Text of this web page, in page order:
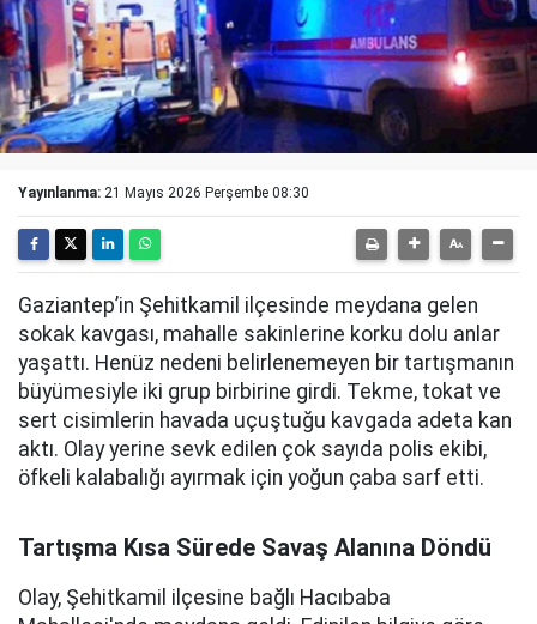
Yayınlanma: 21 Mayıs 2026 Perşembe 08:30
Gaziantep’in Şehitkamil ilçesinde meydana gelen
sokak kavgası, mahalle sakinlerine korku dolu anlar
yaşattı. Henüz nedeni belirlenemeyen bir tartışmanın
büyümesiyle iki grup birbirine girdi. Tekme, tokat ve
sert cisimlerin havada uçuştuğu kavgada adeta kan
aktı. Olay yerine sevk edilen çok sayıda polis ekibi,
öfkeli kalabalığı ayırmak için yoğun çaba sarf etti.
Tartışma Kısa Sürede Savaş Alanına Döndü
Olay, Şehitkamil ilçesine bağlı Hacıbaba